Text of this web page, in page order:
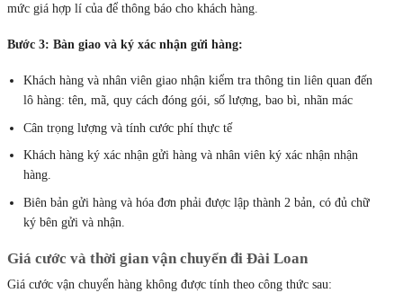
mức giá hợp lí của để thông báo cho khách hàng.
Bước 3: Bàn giao và ký xác nhận gửi hàng:
Khách hàng và nhân viên giao nhận kiểm tra thông tin liên quan đến
lô hàng: tên, mã, quy cách đóng gói, số lượng, bao bì, nhãn mác
Cân trọng lượng và tính cước phí thực tế
Khách hàng ký xác nhận gửi hàng và nhân viên ký xác nhận nhận
hàng.
Biên bản gửi hàng và hóa đơn phải được lập thành 2 bản, có đủ chữ
ký bên gửi và nhận.
Giá cước và thời gian vận chuyển đi Đài Loan
Giá cước vận chuyển hàng không được tính theo công thức sau: